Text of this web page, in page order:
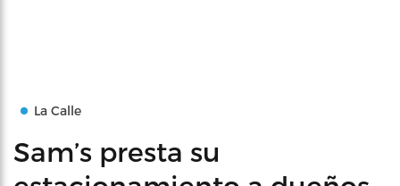
La Calle
Sam’s presta su